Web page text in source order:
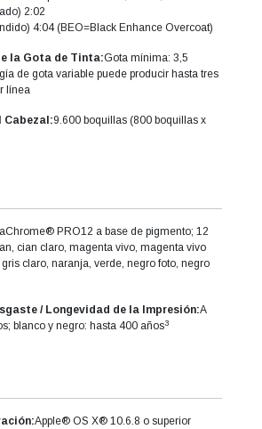
2:02
4:04 (BEO=Black Enhance Overcoat)
la Gota de Tinta:Gota mínima: 3,5
de gota variable puede producir hasta tres
línea
Cabezal:9.600 boquillas (800 boquillas x
PRO12 a base de pigmento; 12
cian claro, magenta vivo, magenta vivo
claro, naranja, verde, negro foto, negro
/ Longevidad de la Impresión:A
blanco y negro: hasta 400 años3
Apple® OS X® 10.6.8 o superior